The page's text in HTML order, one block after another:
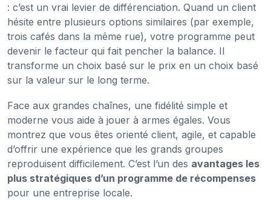
: c’est un vrai levier de différenciation. Quand un client
hésite entre plusieurs options similaires (par exemple,
trois cafés dans la même rue), votre programme peut
devenir le facteur qui fait pencher la balance. Il
transforme un choix basé sur le prix en un choix basé
sur la valeur sur le long terme.
Face aux grandes chaînes, une fidélité simple et
moderne vous aide à jouer à armes égales. Vous
montrez que vous êtes orienté client, agile, et capable
d’offrir une expérience que les grands groupes
reproduisent difficilement. C’est l’un des avantages les
plus stratégiques d’un programme de récompenses
pour une entreprise locale.